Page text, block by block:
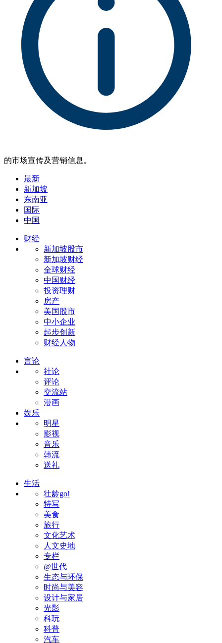
的市场宣传及营销信息。
最新
新加坡
东南亚
国际
中国
财经
新加坡股市
新加坡财经
全球财经
中国财经
投资理财
房产
美国股市
中小企业
起步创新
财经人物
言论
社论
评论
交流站
漫画
娱乐
明星
影视
音乐
韩流
送礼
生活
壮龄go!
特写
美食
旅行
文化艺术
人文史地
专栏
@世代
生态与环保
时尚与美容
设计与家居
光影
科玩
科普
汽车